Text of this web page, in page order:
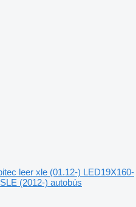
leer xle (01.12-) LED19X160-
(2012-) autobús